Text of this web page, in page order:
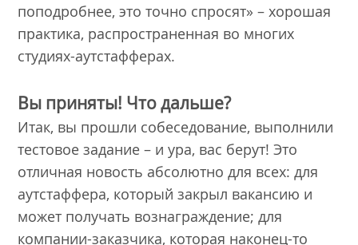
поподробнее, это точно спросят» – хорошая
практика, распространенная во многих
студиях-аутстафферах.
Вы приняты! Что дальше?
Итак, вы прошли собеседование, выполнили
тестовое задание – и ура, вас берут! Это
отличная новость абсолютно для всех: для
аутстаффера, который закрыл вакансию и
может получать вознаграждение; для
компании-заказчика, которая наконец-то